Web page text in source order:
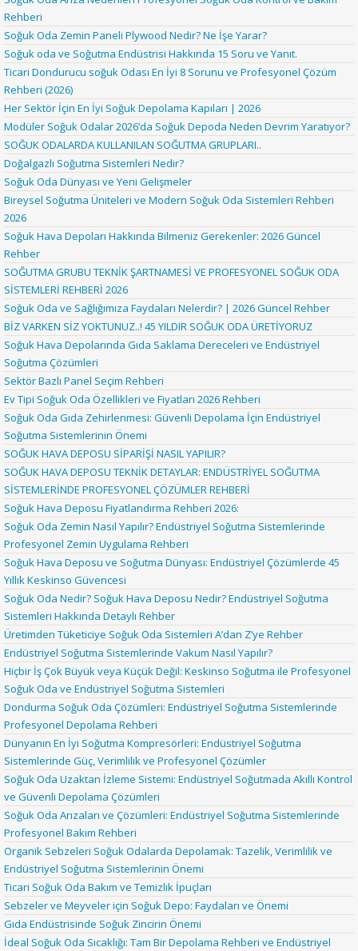
Rehberi
Soğuk Oda Zemin Paneli Plywood Nedir? Ne İşe Yarar?
Soğuk oda ve Soğutma Endüstrisi Hakkında 15 Soru ve Yanıt.
Ticari Dondurucu soğuk Odası En İyi 8 Sorunu ve Profesyonel Çözüm
Rehberi (2026)
Her Sektör İçin En İyi Soğuk Depolama Kapıları | 2026
Modüler Soğuk Odalar 2026’da Soğuk Depoda Neden Devrim Yaratıyor?
SOĞUK ODALARDA KULLANILAN SOĞUTMA GRUPLARI..
Doğalgazlı Soğutma Sistemleri Nedir?
Soğuk Oda Dünyası ve Yeni Gelişmeler
Bireysel Soğutma Üniteleri ve Modern Soğuk Oda Sistemleri Rehberi
2026
Soğuk Hava Depoları Hakkında Bilmeniz Gerekenler: 2026 Güncel
Rehber
SOĞUTMA GRUBU TEKNİK ŞARTNAMESİ VE PROFESYONEL SOĞUK ODA
SİSTEMLERİ REHBERİ 2026
Soğuk Oda ve Sağlığımıza Faydaları Nelerdir? | 2026 Güncel Rehber
BİZ VARKEN SİZ YOKTUNUZ..! 45 YILDIR SOĞUK ODA ÜRETİYORUZ
Soğuk Hava Depolarında Gıda Saklama Dereceleri ve Endüstriyel
Soğutma Çözümleri
Sektör Bazlı Panel Seçim Rehberi
Ev Tipi Soğuk Oda Özellikleri ve Fiyatları 2026 Rehberi
Soğuk Oda Gıda Zehirlenmesi: Güvenli Depolama İçin Endüstriyel
Soğutma Sistemlerinin Önemi
SOĞUK HAVA DEPOSU SİPARİŞİ NASIL YAPILIR?
SOĞUK HAVA DEPOSU TEKNİK DETAYLAR: ENDÜSTRİYEL SOĞUTMA
SİSTEMLERİNDE PROFESYONEL ÇÖZÜMLER REHBERİ
Soğuk Hava Deposu Fiyatlandırma Rehberi 2026:
Soğuk Oda Zemin Nasıl Yapılır? Endüstriyel Soğutma Sistemlerinde
Profesyonel Zemin Uygulama Rehberi
Soğuk Hava Deposu ve Soğutma Dünyası: Endüstriyel Çözümlerde 45
Yıllık Keskinso Güvencesi
Soğuk Oda Nedir? Soğuk Hava Deposu Nedir? Endüstriyel Soğutma
Sistemleri Hakkında Detaylı Rehber
Üretimden Tüketiciye Soğuk Oda Sistemleri A’dan Z’ye Rehber
Endüstriyel Soğutma Sistemlerinde Vakum Nasıl Yapılır?
Hiçbir İş Çok Büyük veya Küçük Değil: Keskinso Soğutma ile Profesyonel
Soğuk Oda ve Endüstriyel Soğutma Sistemleri
Dondurma Soğuk Oda Çözümleri: Endüstriyel Soğutma Sistemlerinde
Profesyonel Depolama Rehberi
Dünyanın En İyi Soğutma Kompresörleri: Endüstriyel Soğutma
Sistemlerinde Güç, Verimlilik ve Profesyonel Çözümler
Soğuk Oda Uzaktan İzleme Sistemi: Endüstriyel Soğutmada Akıllı Kontrol
ve Güvenli Depolama Çözümleri
Soğuk Oda Arızaları ve Çözümleri: Endüstriyel Soğutma Sistemlerinde
Profesyonel Bakım Rehberi
Organik Sebzeleri Soğuk Odalarda Depolamak: Tazelik, Verimlilik ve
Endüstriyel Soğutma Sistemlerinin Önemi
Ticari Soğuk Oda Bakım ve Temizlik İpuçları
Sebzeler ve Meyveler için Soğuk Depo: Faydaları ve Önemi
Gıda Endüstrisinde Soğuk Zincirin Önemi
İdeal Soğuk Oda Sıcaklığı: Tam Bir Depolama Rehberi ve Endüstriyel